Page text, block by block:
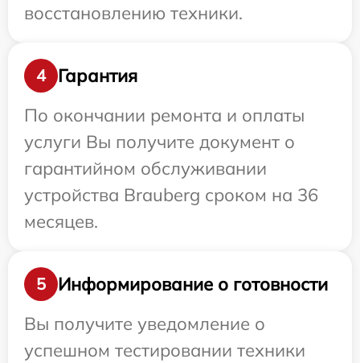
восстановлению техники.
4
Гарантия
По окончании ремонта и оплаты
услуги Вы получите документ о
гарантийном обслуживании
устройства Brauberg сроком на 36
месяцев.
5
Информирование о готовности
Вы получите уведомление о
успешном тестировании техники